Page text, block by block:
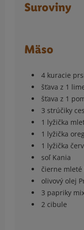
Suroviny
Mäso
4 kuracie
šťava z 1
šťava z 1
3 strúčiky
1 lyžička
1 lyžička
1 lyžička
soľ Kania
čierne mleté
olivový olej
3 papriky
2 cibule